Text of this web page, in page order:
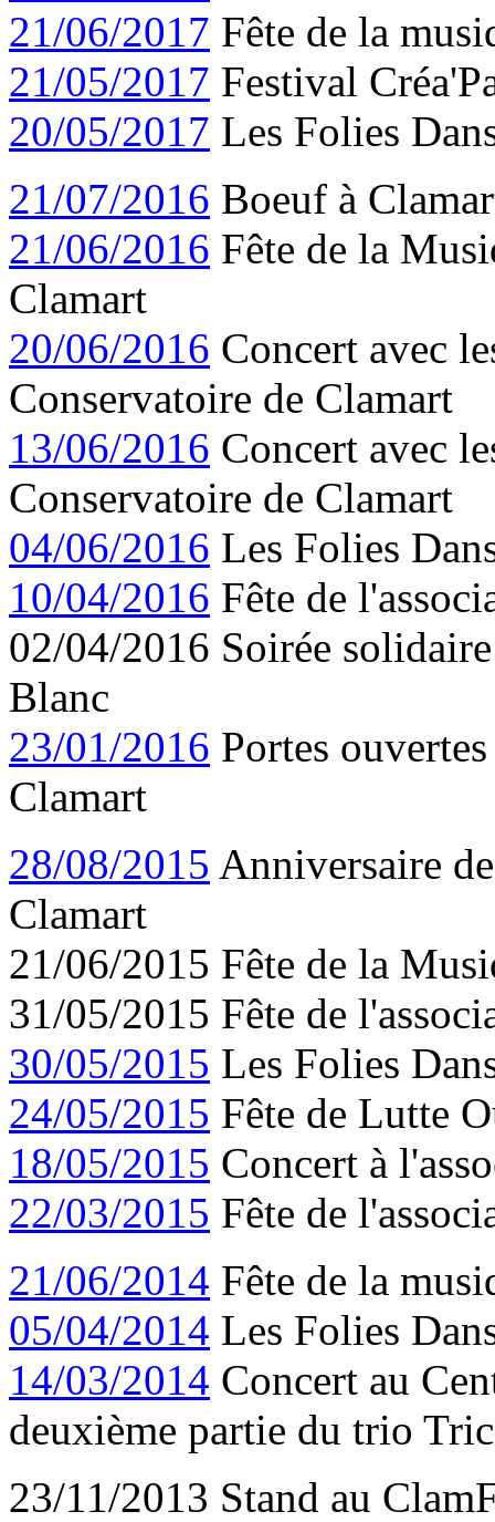
21/06/2017 Fête de la
21/05/2017 Festival
20/05/2017 Les Folies
21/07/2016 Boeuf à
21/06/2016 Fête de la
Clamart
20/06/2016 Concert avec
Conservatoire de Clamart
13/06/2016 Concert avec
Conservatoire de Clamart
04/06/2016 Les Folies
10/04/2016 Fête de
02/04/2016 Soirée
Blanc
23/01/2016 Portes
Clamart
28/08/2015 Anniversaire
Clamart
21/06/2015 Fête de la
31/05/2015 Fête de
30/05/2015 Les Folies
24/05/2015 Fête de Lutte
18/05/2015 Concert à
22/03/2015 Fête de
21/06/2014 Fête de la
05/04/2014 Les Folies
14/03/2014 Concert au
deuxième partie du trio
23/11/2013 Stand au